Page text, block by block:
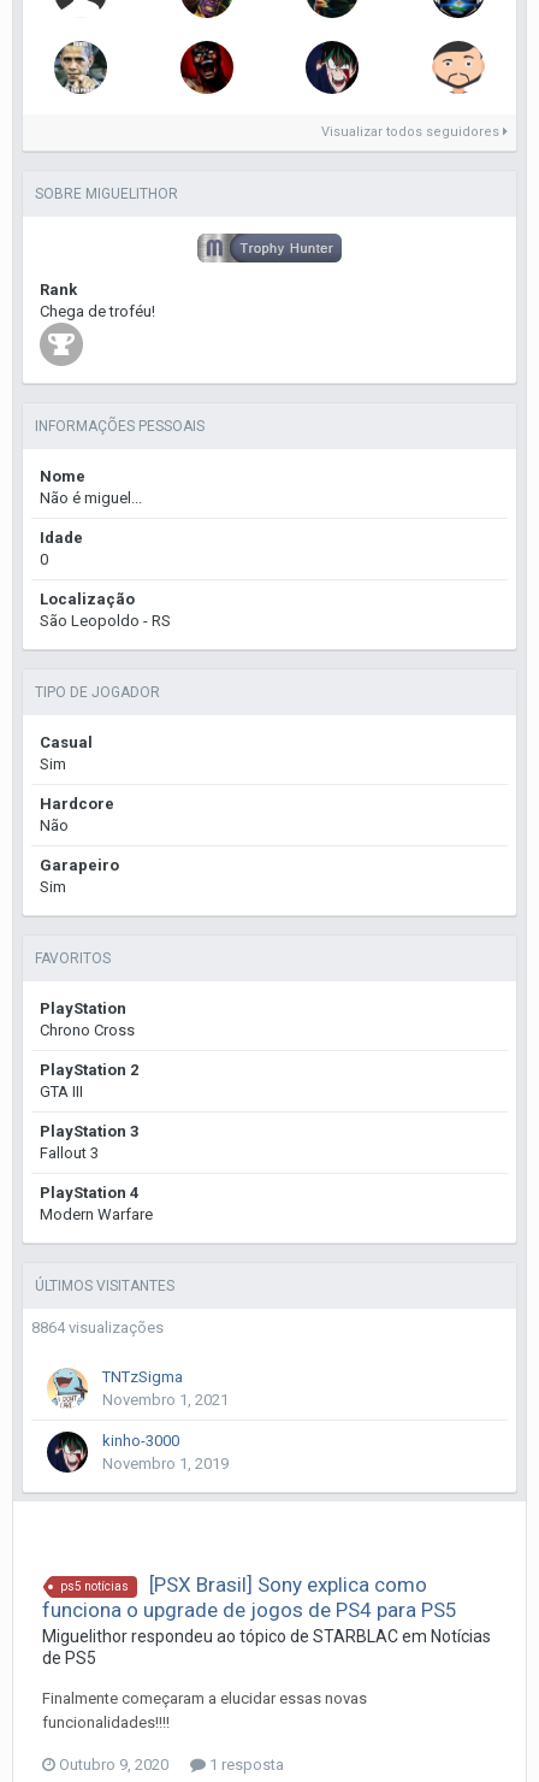
Visualizar todos seguidores
SOBRE MIGUELITHOR
Rank
Chega de troféu!
INFORMAÇÕES PESSOAIS
Nome
Não é miguel...
Idade
0
Localização
São Leopoldo - RS
TIPO DE JOGADOR
Casual
Sim
Hardcore
Não
Garapeiro
Sim
FAVORITOS
PlayStation
Chrono Cross
PlayStation 2
GTA III
PlayStation 3
Fallout 3
PlayStation 4
Modern Warfare
ÚLTIMOS VISITANTES
8864 visualizações
TNTzSigma
Novembro 1, 2021
kinho-3000
Novembro 1, 2019
ps5 notícias
[PSX Brasil] Sony explica como
funciona o upgrade de jogos de PS4 para PS5
Miguelithorrespondeu ao tópico de STARBLACem Notí­cias
de PS5
Finalmente começaram a elucidar essas novas
funcionalidades!!!!
Outubro 9, 2020 1 resposta